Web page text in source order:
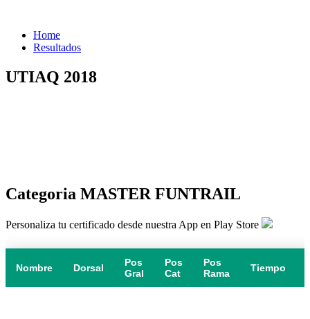
Home
Resultados
UTIAQ 2018
Categoria MASTER FUNTRAIL
Personaliza tu certificado desde nuestra App en Play Store
Nombre Dorsal
Pos
Gral
Pos
Cat
Pos
Rama
Tiempo